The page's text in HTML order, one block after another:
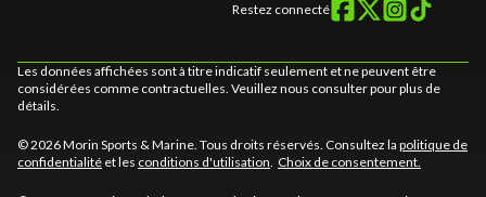
Restez connecté
Les données affichées sont à titre indicatif seulement et ne peuvent être
considérées comme contractuelles. Veuillez nous consulter pour plus de
détails.
© 2026 Morin Sports & Marine. Tous droits réservés. Consultez la politique de
confidentialité et les conditions d'utilisation. Choix de consentement.